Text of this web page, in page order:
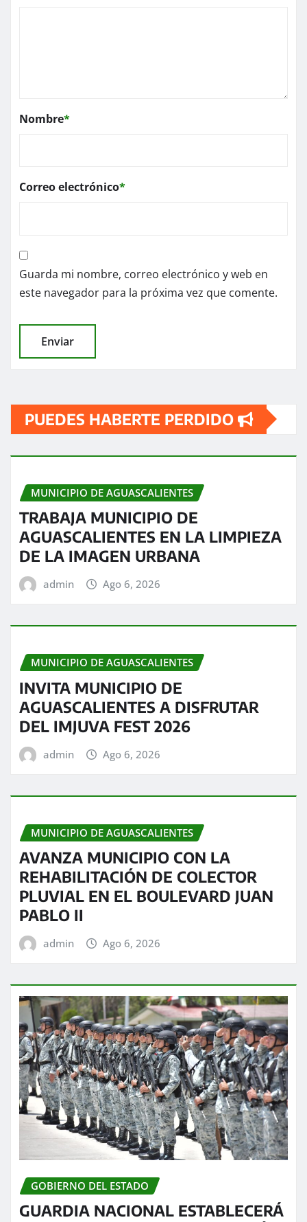
Nombre*
Correo electrónico*
Guarda mi nombre, correo electrónico y web en
este navegador para la próxima vez que comente.
PUEDES HABERTE PERDIDO
MUNICIPIO DE AGUASCALIENTES
TRABAJA MUNICIPIO DE
AGUASCALIENTES EN LA LIMPIEZA
DE LA IMAGEN URBANA
admin Ago 6, 2026
MUNICIPIO DE AGUASCALIENTES
INVITA MUNICIPIO DE
AGUASCALIENTES A DISFRUTAR
DEL IMJUVA FEST 2026
admin Ago 6, 2026
MUNICIPIO DE AGUASCALIENTES
AVANZA MUNICIPIO CON LA
REHABILITACIÓN DE COLECTOR
PLUVIAL EN EL BOULEVARD JUAN
PABLO II
admin Ago 6, 2026
GOBIERNO DEL ESTADO
GUARDIA NACIONAL ESTABLECERÁ